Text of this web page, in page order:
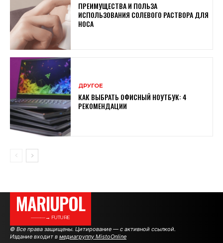
ПРЕИМУЩЕСТВА И ПОЛЬЗА
ИСПОЛЬЗОВАНИЯ СОЛЕВОГО РАСТВОРА ДЛЯ
НОСА
ДРУГОЕ
КАК ВЫБРАТЬ ОФИСНЫЙ НОУТБУК: 4
РЕКОМЕНДАЦИИ
MARIUPOL
———→ FUTURE
© Все права защищены. Цитирование — с активной ссылкой.
Издание входит в медиагруппу MistoOnline